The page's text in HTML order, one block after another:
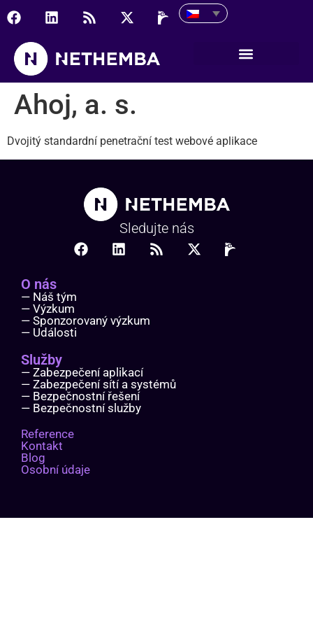
Ahoj, a. s.
Ahoj, a. s.
Dvojitý standardní penetrační test webové aplikace
Sledujte nás
O nás
— Náš tým
— Výzkum
— Sponzorovaný výzkum
— Události
Služby
— Zabezpečení aplikací
— Zabezpečení sítí a systémů
— Bezpečnostní řešení
— Bezpečnostní služby
Reference
Kontakt
Blog
Osobní údaje